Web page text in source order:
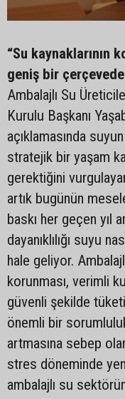
“Su kaynaklarının
geniş bir
Ambalajlı Su
Kurulu Başkanı
açıklamasında
stratejik bir yaşam
gerektiğini
artık bugünün
baskı her geçen yıl
dayanıklılığı suyu
hale geliyor.
korunması, verimli
güvenli şekilde
önemli bir
artmasına sebep
stres döneminde
ambalajlı su